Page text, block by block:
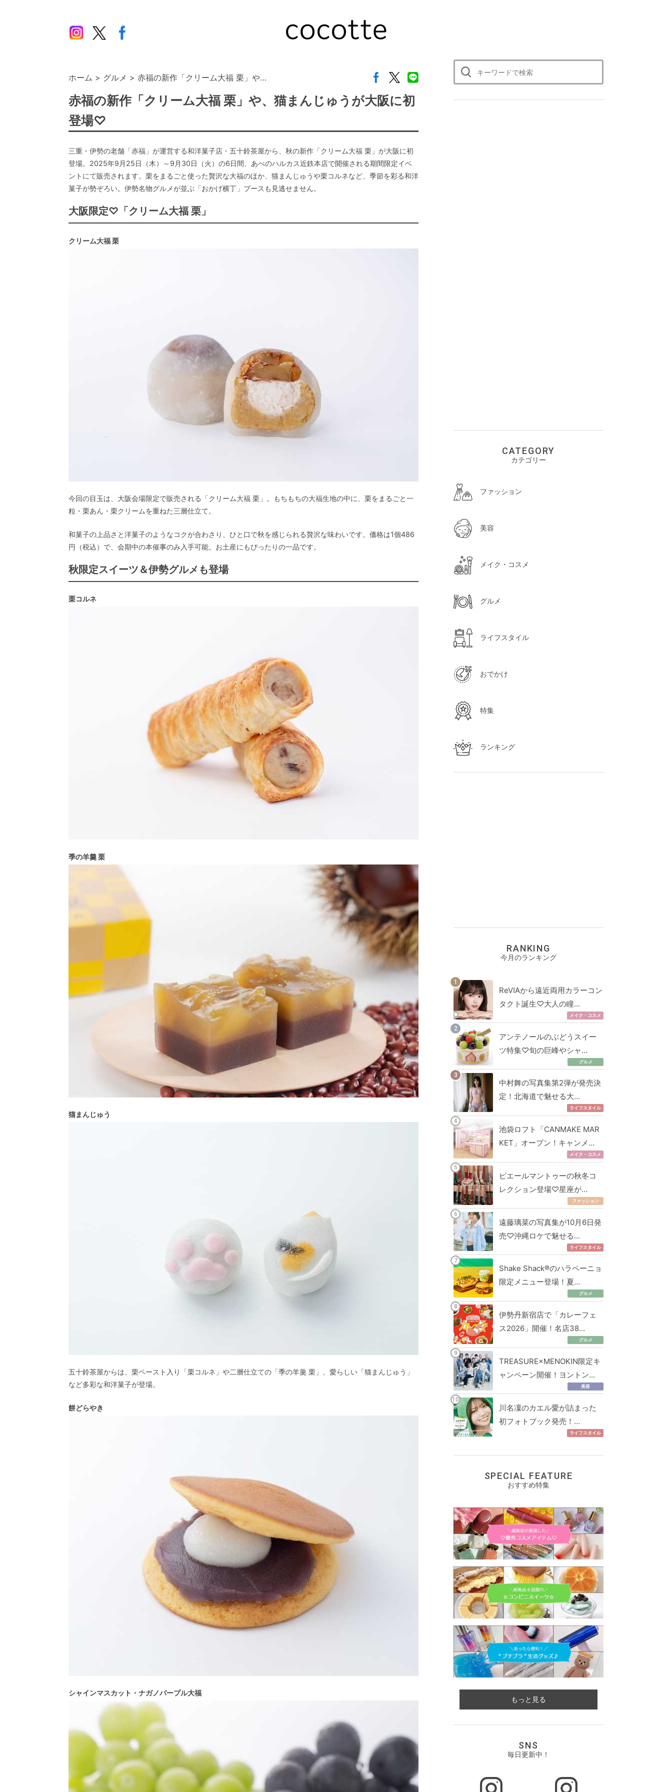
ホーム グルメ 赤福の新作「クリーム大福 栗」や…
赤福の新作「クリーム大福 栗」や、猫まんじゅうが大阪に初
登場♡
三重・伊勢の老舗「赤福」が運営する和洋菓子店・五十鈴茶屋から、秋の新作「クリーム大福 栗」が大阪に初
登場。2025年9月25日（木）～9月30日（火）の6日間、あべのハルカス近鉄本店で開催される期間限定イベ
ントにて販売されます。栗をまるごと使った贅沢な大福のほか、猫まんじゅうや栗コルネなど、季節を彩る和洋
菓子が勢ぞろい。伊勢名物グルメが並ぶ「おかげ横丁」ブースも見逃せません。
大阪限定♡「クリーム大福 栗」
クリーム大福 栗
今回の目玉は、大阪会場限定で販売される「クリーム大福 栗」。もちもちの大福生地の中に、栗をまるごと一
粒・栗あん・栗クリームを重ねた三層仕立て。
和菓子の上品さと洋菓子のようなコクが合わさり、ひと口で秋を感じられる贅沢な味わいです。価格は1個486
円（税込）で、会期中の本催事のみ入手可能。お土産にもぴったりの一品です。
秋限定スイーツ＆伊勢グルメも登場
栗コルネ
季の羊羹 栗
猫まんじゅう
五十鈴茶屋からは、栗ペースト入り「栗コルネ」や二層仕立ての「季の羊羹 栗」、愛らしい「猫まんじゅう」
など多彩な和洋菓子が登場。
餅どらやき
シャインマスカット・ナガノパープル大福
CATEGORY
カテゴリー
ファッション
美容
メイク・コスメ
グルメ
ライフスタイル
おでかけ
特集
ランキング
RANKING
今月のランキング
ReVIAから遠近両用カラーコン
タクト誕生♡大人の瞳…
メイク・コスメ
アンテノールのぶどうスイー
ツ特集♡旬の巨峰やシャ…
グルメ
中村舞の写真集第2弾が発売決
定！北海道で魅せる大…
ライフスタイル
池袋ロフト「CANMAKE MAR
KET」オープン！キャンメ…
メイク・コスメ
ピエールマントゥーの秋冬コ
レクション登場♡星座が…
ファッション
遠藤璃菜の写真集が10月6日発
売♡沖縄ロケで魅せる…
ライフスタイル
Shake Shack®のハラペーニョ
限定メニュー登場！夏…
グルメ
伊勢丹新宿店で「カレーフェ
ス2026」開催！名店38…
グルメ
TREASURE×MENOKIN限定キ
ャンペーン開催！ヨントン…
美容
川名凜のカエル愛が詰まった
初フォトブック発売！…
ライフスタイル
SPECIAL FEATURE
おすすめ特集
もっと見る
SNS
毎日更新中！